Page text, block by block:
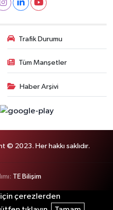
Trafik Durumu
Tüm Manşetler
Haber Arşivi
© 2023. Her hakkı saklıdır.
TE Bilişim
için çerezlerden